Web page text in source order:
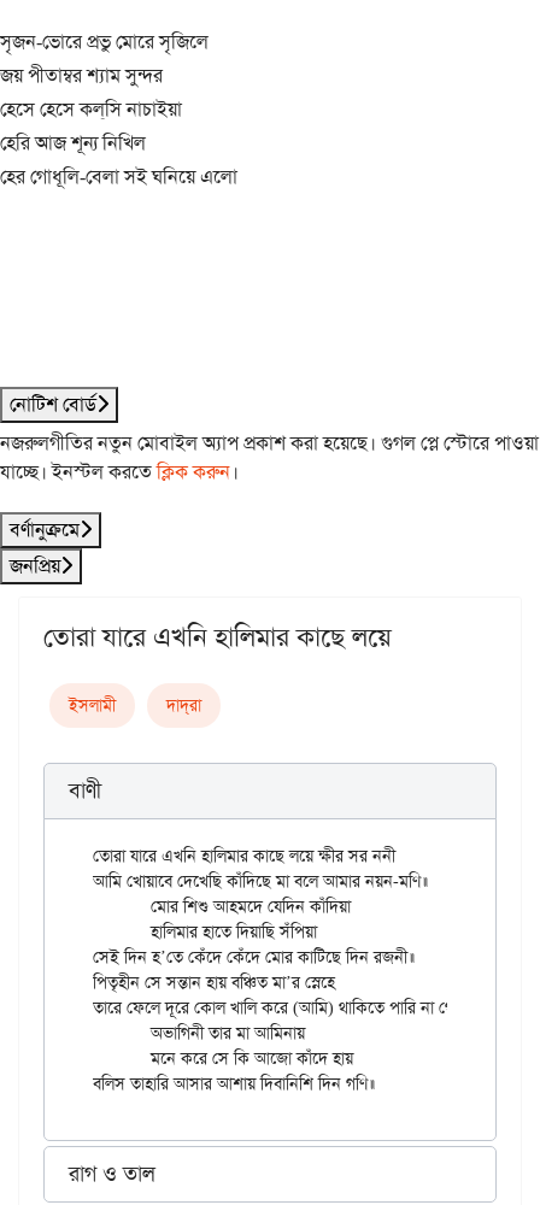
সৃজন-ভোরে প্রভু মোরে সৃজিলে
জয় পীতাম্বর শ্যাম সুন্দর
হেসে হেসে কল্‌সি নাচাইয়া
হেরি আজ শূন্য নিখিল
হের গোধূলি-বেলা সই ঘনিয়ে এলো
নোটিশ বোর্ড
নজরুলগীতির নতুন মোবাইল অ্যাপ প্রকাশ করা হয়েছে। গুগল প্লে স্টোরে পাওয়া
যাচ্ছে। ইনস্টল করতেক্লিক করুন।
বর্ণানুক্রমে
জনপ্রিয়
তোরা যারে এখনি হালিমার কাছে লয়ে
ইসলামী দাদ্‌রা
বাণী
তোরা যারে এখনি হালিমার কাছে লয়ে ক্ষীর সর ননী
আমি খোয়াবে দেখেছি কাঁদিছে মা বলে আমার নয়ন-মণি॥
	হালিমার হাতে দিয়াছি সঁপিয়া
সেই দিন হ’তে কেঁদে কেঁদে মোর কাটিছে দিন রজনী॥
পিতৃহীন সে সন্তান হায় বঞ্চিত মা’র স্নেহে
তারে ফেলে দূরে কোল খালি করে (আমি) থাকিতে পারি না গেহে।
	অভাগিনী তার মা আমিনায়
	মনে করে সে কি আজো কাঁদে হায়
রাগ ও তাল